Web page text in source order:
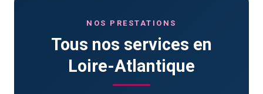
NOS PRESTATIONS
Tous nos services en
Loire-Atlantique